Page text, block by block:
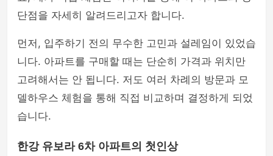
단점을 자세히 알려드리고자 합니다.
먼저, 입주하기 전의 무수한 고민과 설레임이 있었습
니다. 아파트를 구매할 때는 단순히 가격과 위치만
고려해서는 안 됩니다. 저도 여러 차례의 방문과 모
델하우스 체험을 통해 직접 비교하며 결정하게 되었
습니다.
한강 유보라 6차 아파트의 첫인상